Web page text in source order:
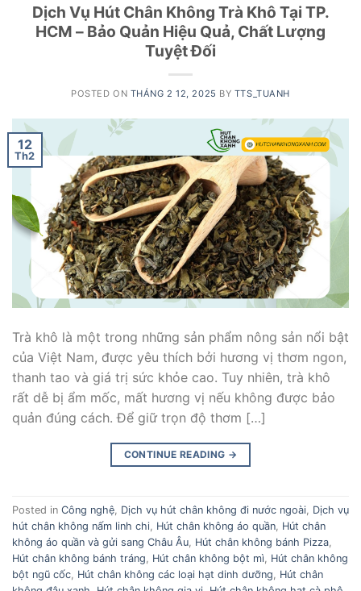
Dịch Vụ Hút Chân Không Trà Khô Tại TP.
HCM – Bảo Quản Hiệu Quả, Chất Lượng
Tuyệt Đối
POSTED ON THÁNG 2 12, 2025 BY TTS_TUANH
12
Th2
Trà khô là một trong những sản phẩm nông sản nổi bật
của Việt Nam, được yêu thích bởi hương vị thơm ngon,
thanh tao và giá trị sức khỏe cao. Tuy nhiên, trà khô
rất dễ bị ẩm mốc, mất hương vị nếu không được bảo
quản đúng cách. Để giữ trọn độ thơm […]
CONTINUE READING →
Posted in Công nghệ Dịch vụ hút chân không đi nước ngoài Dịch vụ
hút chân không nấm linh chi Hút chân không áo quần Hút chân
không áo quần và gửi sang Châu Âu Hút chân không bánh Pizza
Hút chân không bánh tráng
Hút chân không bột mì
Hút chân không
bột ngũ cốc Hút chân không các loại hạt dinh dưỡng
Hút chân